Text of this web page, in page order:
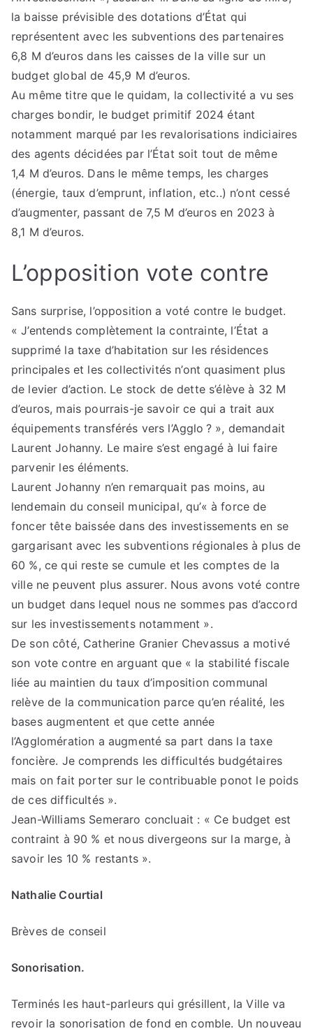
la baisse prévisible des dotations d’État qui
représentent avec les subventions des partenaires
6,8 M d’euros dans les caisses de la ville sur un
budget global de 45,9 M d’euros.
Au même titre que le quidam, la collectivité a vu ses
charges bondir, le budget primitif 2024 étant
notamment marqué par les revalorisations indiciaires
des agents décidées par l’État soit tout de même
1,4 M d’euros. Dans le même temps, les charges
(énergie, taux d’emprunt, inflation, etc..) n’ont cessé
d’augmenter, passant de 7,5 M d’euros en 2023 à
8,1 M d’euros.
L’opposition vote contre
Sans surprise, l’opposition a voté contre le budget.
« J’entends complètement la contrainte, l’État a
supprimé la taxe d’habitation sur les résidences
principales et les collectivités n’ont quasiment plus
de levier d’action. Le stock de dette s’élève à 32 M
d’euros, mais pourrais-je savoir ce qui a trait aux
équipements transférés vers l’Agglo ? », demandait
Laurent Johanny. Le maire s’est engagé à lui faire
parvenir les éléments.
Laurent Johanny n’en remarquait pas moins, au
lendemain du conseil municipal, qu’« à force de
foncer tête baissée dans des investissements en se
gargarisant avec les subventions régionales à plus de
60 %, ce qui reste se cumule et les comptes de la
ville ne peuvent plus assurer. Nous avons voté contre
un budget dans lequel nous ne sommes pas d’accord
sur les investissements notamment ».
De son côté, Catherine Granier Chevassus a motivé
son vote contre en arguant que « la stabilité fiscale
liée au maintien du taux d’imposition communal
relève de la communication parce qu’en réalité, les
bases augmentent et que cette année
l’Agglomération a augmenté sa part dans la taxe
foncière. Je comprends les difficultés budgétaires
mais on fait porter sur le contribuable ponot le poids
de ces difficultés ».
Jean-Williams Semeraro concluait : « Ce budget est
contraint à 90 % et nous divergeons sur la marge, à
savoir les 10 % restants ».
Nathalie Courtial
Brèves de conseil
Sonorisation.
Terminés les haut-parleurs qui grésillent, la Ville va
revoir la sonorisation de fond en comble. Un nouveau